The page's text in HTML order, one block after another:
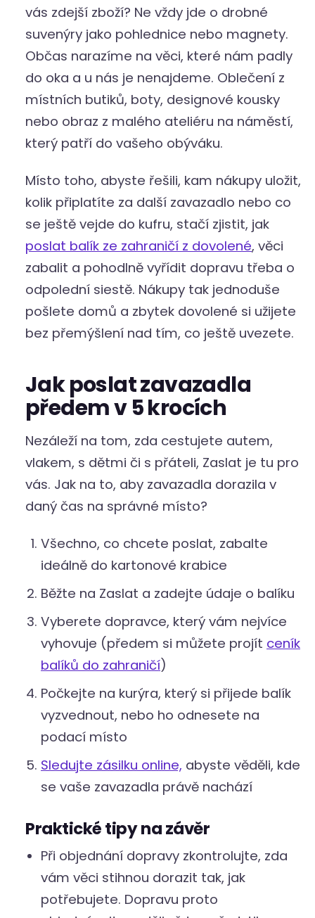
vás zdejší zboží? Ne vždy jde o drobné
suvenýry jako pohlednice nebo magnety.
Občas narazíme na věci, které nám padly
do oka a u nás je nenajdeme. Oblečení z
místních butiků, boty, designové kousky
nebo obraz z malého ateliéru na náměstí,
který patří do vašeho obýváku.
Místo toho, abyste řešili, kam nákupy uložit,
kolik připlatíte za další zavazadlo nebo co
se ještě vejde do kufru, stačí zjistit, jak
poslat balík ze zahraničí z dovolené, věci
zabalit a pohodlně vyřídit dopravu třeba o
odpolední siestě. Nákupy tak jednoduše
pošlete domů a zbytek dovolené si užijete
bez přemýšlení nad tím, co ještě uvezete.
Jak poslat zavazadla
předem v 5 krocích
Nezáleží na tom, zda cestujete autem,
vlakem, s dětmi či s přáteli, Zaslat je tu pro
vás. Jak na to, aby zavazadla dorazila v
daný čas na správné místo?
Všechno, co chcete poslat, zabalte
ideálně do kartonové krabice
Běžte na Zaslat a zadejte údaje o balíku
Vyberete dopravce, který vám nejvíce
vyhovuje (předem si můžete projít ceník
balíků do zahraničí)
Počkejte na kurýra, který si přijede balík
vyzvednout, nebo ho odnesete na
podací místo
Sledujte zásilku online, abyste věděli, kde
se vaše zavazadla právě nachází
Praktické tipy na závěr
Při objednání dopravy zkontrolujte, zda
vám věci stihnou dorazit tak, jak
potřebujete. Dopravu proto